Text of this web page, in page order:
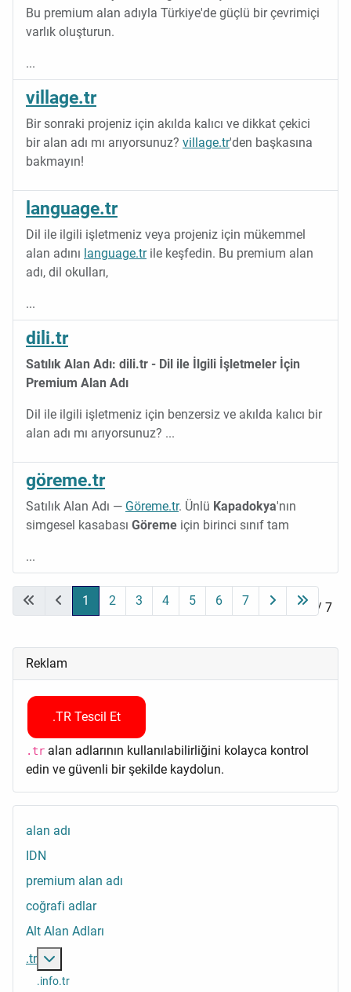
Bu premium alan adıyla Türkiye'de güçlü bir çevrimiçi
varlık oluşturun.
...
village.tr
Bir sonraki projeniz için akılda kalıcı ve dikkat çekici
bir alan adı mı arıyorsunuz? village.tr'den başkasına
bakmayın!
language.tr
Dil ile ilgili işletmeniz veya projeniz için mükemmel
alan adını language.trile keşfedin. Bu premium alan
adı, dil okulları,
...
dili.tr
Satılık Alan Adı: dili.tr - Dil ile İlgili İşletmeler İçin
Premium Alan Adı
Dil ile ilgili işletmeniz için benzersiz ve akılda kalıcı bir
alan adı mı arıyorsunuz? ...
göreme.tr
Satılık Alan Adı — Göreme.tr. Ünlü Kapadokya'nın
simgesel kasabası Göreme için birinci sınıf tam
...
Sayfa 1 / 7
1 2 3 4 5 6 7
Reklam
.TR Tescil Et
.tr alan adlarının kullanılabilirliğini kolayca kontrol
edin ve güvenli bir şekilde kaydolun.
alan adı
IDN
premium alan adı
coğrafi adlar
Alt Alan Adları
.tr
.info.tr